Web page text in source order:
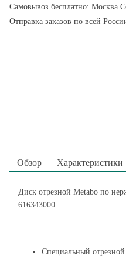
Самовывоз бесплатно: Москва
Отправка заказов по всей
Обзор Характеристики
Диск отрезной Metabo по
616343000
Специальный